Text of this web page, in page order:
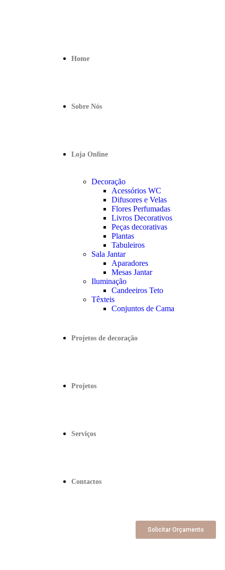
Home
Sobre Nós
Loja Online
Decoração
Acessórios WC
Difusores e Velas
Flores Perfumadas
Livros Decorativos
Peças decorativas
Plantas
Tabuleiros
Sala Jantar
Aparadores
Mesas Jantar
Iluminação
Candeeiros Teto
Têxteis
Conjuntos de Cama
Projetos de decoração
Projetos
Serviços
Contactos
Solicitar Orçamento